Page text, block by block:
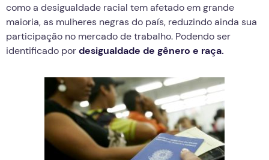
como a desigualdade racial tem afetado em grande
maioria, as mulheres negras do país, reduzindo ainda sua
participação no mercado de trabalho. Podendo ser
identificado pordesigualdade de gênero e raça.